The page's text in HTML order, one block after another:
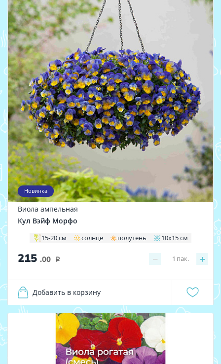
Новинка
Виола ампельная
Кул Вэйф Морфо
15-20 см солнце полутень 10x15 см
215 .00 i − +
1 пак.
Добавить в корзину